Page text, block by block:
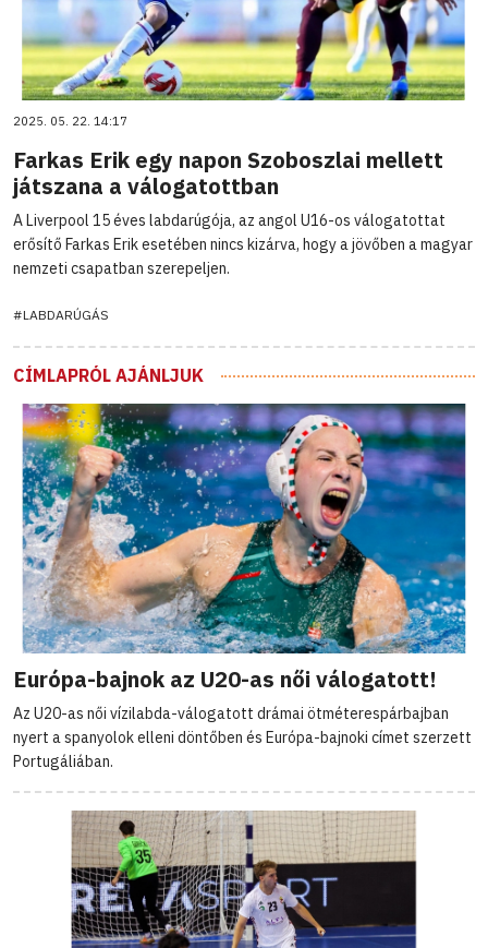
2025. 05. 22. 14:17
Farkas Erik egy napon Szoboszlai mellett
játszana a válogatottban
A Liverpool 15 éves labdarúgója, az angol U16-os válogatottat
erősítő Farkas Erik esetében nincs kizárva, hogy a jövőben a magyar
nemzeti csapatban szerepeljen.
#LABDARÚGÁS
CÍMLAPRÓL AJÁNLJUK
Európa-bajnok az U20-as női válogatott!
Az U20-as női vízilabda-válogatott drámai ötméterespárbajban
nyert a spanyolok elleni döntőben és Európa-bajnoki címet szerzett
Portugáliában.